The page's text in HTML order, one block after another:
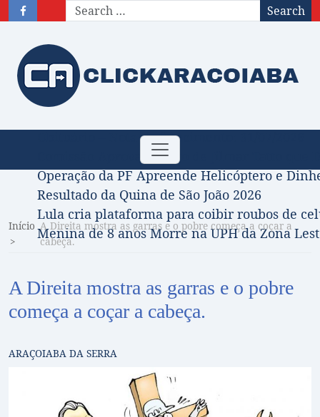
Search
Toggle
navigation
Obituário – Nota de falecimento: 31/07/2026
Comissão Aprova Projeto de Jilmar Tatto
Operação da PF Apreende Helicóptero e
Resultado da Quina de São João 2026
Lula cria plataforma para coibir roubos de
Menina de 8 anos Morre na UPH da Zona
Início A Direita mostra as garras e o pobre começa a coçar a
cabeça.
A Direita mostra as garras e o pobre
começa a coçar a cabeça.
ARAÇOIABA DA SERRA